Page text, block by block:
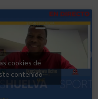
cookies de
contenido